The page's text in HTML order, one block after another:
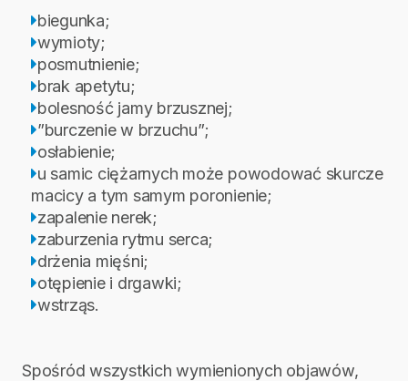
biegunka;
wymioty;
posmutnienie;
brak apetytu;
bolesność jamy brzusznej;
”burczenie w brzuchu”;
osłabienie;
u samic ciężarnych może powodować skurcze
macicy a tym samym poronienie;
zapalenie nerek;
zaburzenia rytmu serca;
drżenia mięśni;
otępienie i drgawki;
wstrząs.
Spośród wszystkich wymienionych objawów,